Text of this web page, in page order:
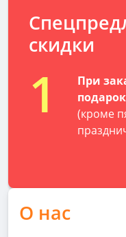
скидки
1
При
(кроме
О нас